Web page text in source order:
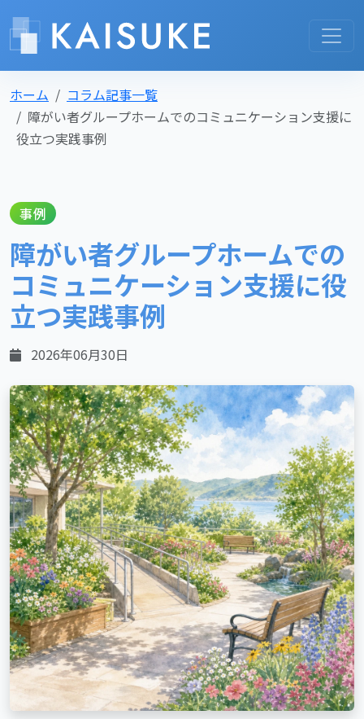
ホーム
コラム記事一覧
障がい者グループホームでのコミュニケーション支援に
役立つ実践事例
事例
障がい者グループホームでの
コミュニケーション支援に役
立つ実践事例
2026年06月30日